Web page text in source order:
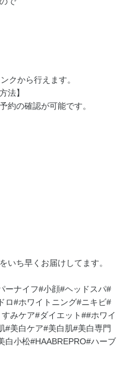
クから行えます。
法】
約の確認が可能です。
いち早くお届けしてます。
ーナイフ#小顔#ヘッドスパ#
ロ#ホワイトニング#ニキビ#
みケア#ダイエット##ホワイ
#美白ケア#美白肌#美白専門
白小松#HAABREPRO#ハーブ